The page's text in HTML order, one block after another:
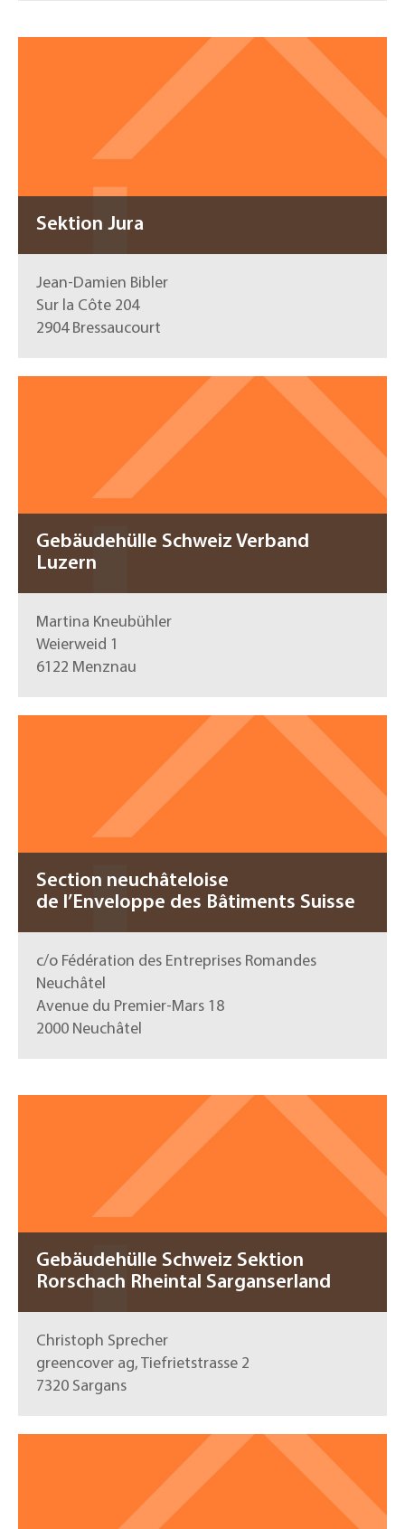
Sektion Jura
Jean-Damien Bibler
Sur la Côte 204
2904 Bressaucourt
Gebäudehülle Schweiz Verband
Luzern
Martina Kneubühler
Weierweid 1
6122 Menznau
Section neuchâteloise
de l’Enveloppe des Bâtiments Suisse
c/o Fédération des Entreprises Romandes
Neuchâtel
Avenue du Premier-Mars 18
2000 Neuchâtel
Gebäudehülle Schweiz Sektion
Rorschach Rheintal Sarganserland
Christoph Sprecher
greencover ag, Tiefrietstrasse 2
7320 Sargans